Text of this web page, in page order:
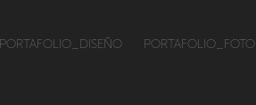
PORTAFOLIO_DISEÑO PORTAFOLIO_FOTO